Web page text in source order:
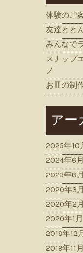
体験のご
友達とと
みんなで
スナップ
ノ
お皿の制
アー
2025年10
2024年6月
2023年8月
2020年3月
2020年2月
2020年1月
2019年12
2019年11月